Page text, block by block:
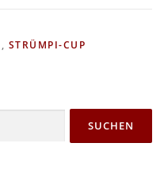
, STRÜMPI-CUP